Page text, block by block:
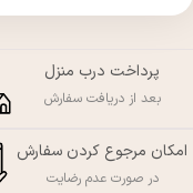
پرداخت درب منزل
بعد از دریافت سفارش
امکان مرجوع کردن سفارش
در صورت عدم رضایت